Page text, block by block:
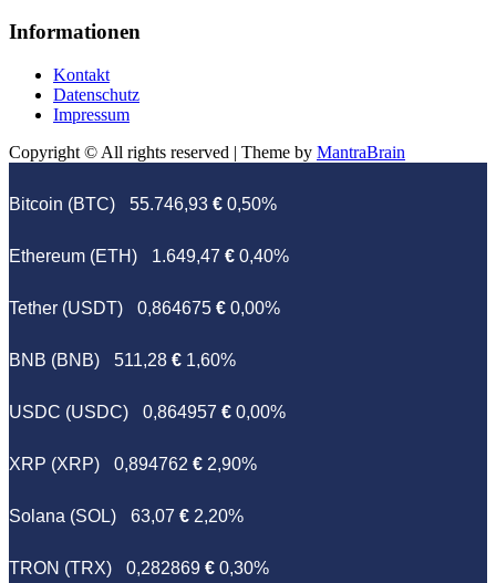
Informationen
Kontakt
Datenschutz
Impressum
Copyright © All rights reserved | Theme by MantraBrain
Bitcoin (BTC) 55.746,93 € 0,50%
Ethereum (ETH) 1.649,47 € 0,40%
Tether (USDT) 0,864675 € 0,00%
BNB (BNB) 511,28 € 1,60%
USDC (USDC) 0,864957 € 0,00%
XRP (XRP) 0,894762 € 2,90%
Solana (SOL) 63,07 € 2,20%
TRON (TRX) 0,282869 € 0,30%